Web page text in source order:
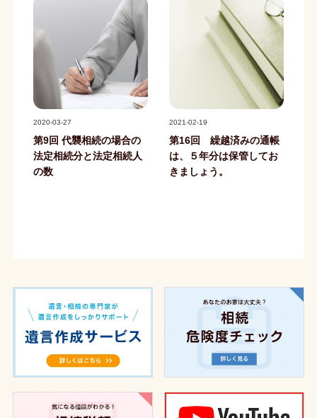
2020-03-27
第9回 代襲相続の場合の
法定相続分と法定相続人
の数
2021-02-19
第16回 繰越済みの通帳
は、５年分は保管してお
きましょう。